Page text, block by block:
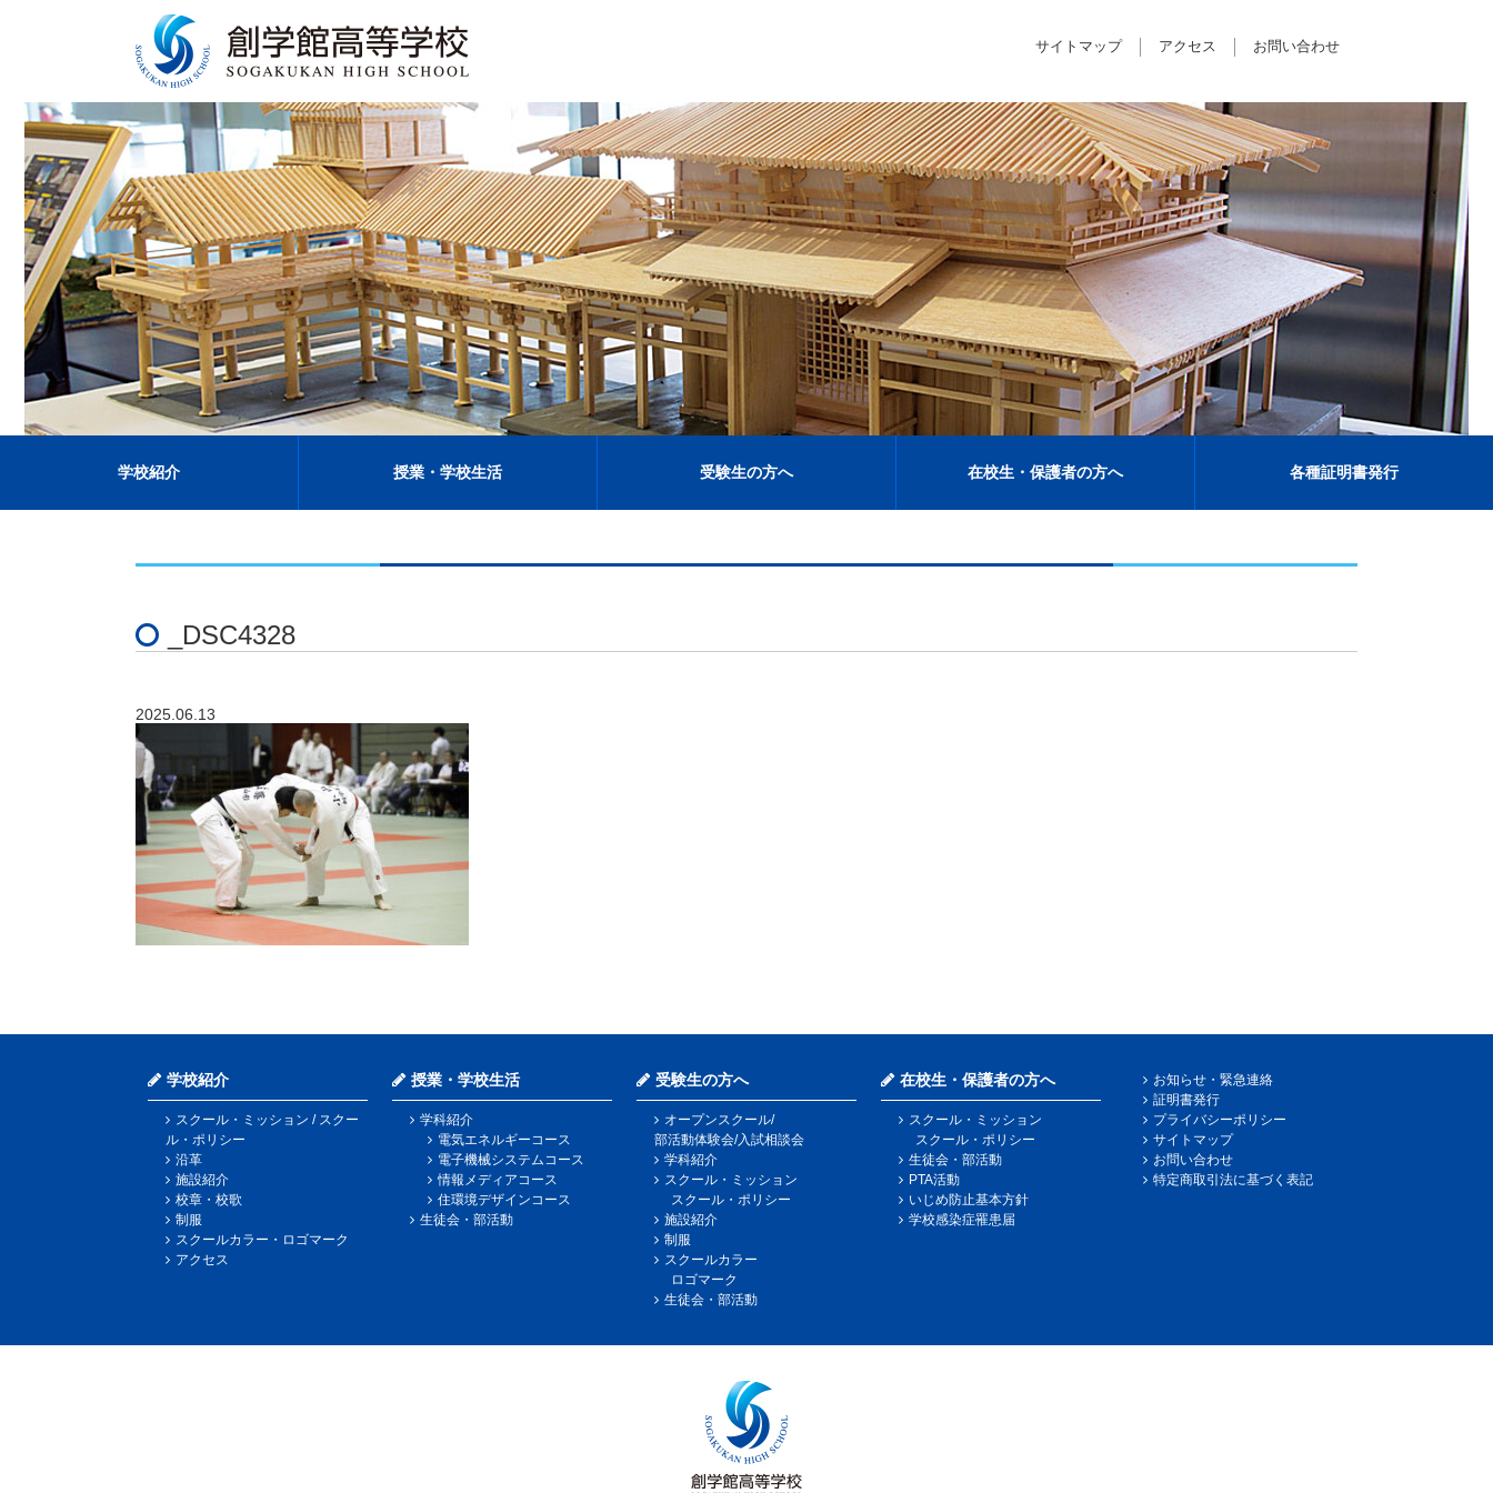
サイトマップ アクセス お問い合わせ
学校紹介 授業・学校生活 受験生の方へ 在校生・保護者の方へ 各種証明書発行
_DSC4328
2025.06.13
学校紹介
スクール・ミッション / スクー
ル・ポリシー
沿革
施設紹介
校章・校歌
制服
スクールカラー・ロゴマーク
アクセス
授業・学校生活
学科紹介
電気エネルギーコース
電子機械システムコース
情報メディアコース
住環境デザインコース
生徒会・部活動
受験生の方へ
オープンスクール/
部活動体験会/入試相談会
学科紹介
スクール・ミッション
スクール・ポリシー
施設紹介
制服
スクールカラー
ロゴマーク
生徒会・部活動
在校生・保護者の方へ
スクール・ミッション
スクール・ポリシー
生徒会・部活動
PTA活動
いじめ防止基本方針
学校感染症罹患届
お知らせ・緊急連絡
証明書発行
プライバシーポリシー
サイトマップ
お問い合わせ
特定商取引法に基づく表記